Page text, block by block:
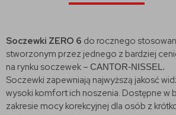
Soczewki ZERO 6 do rocznego
stworzonym przez jednego z bardziej
na rynku soczewek – CANTOR-NISSEL.
Soczewki zapewniają najwyższą jakosć
wysoki komfort ich noszenia. Dostępne w
zakresie mocy korekcyjnej dla osób z